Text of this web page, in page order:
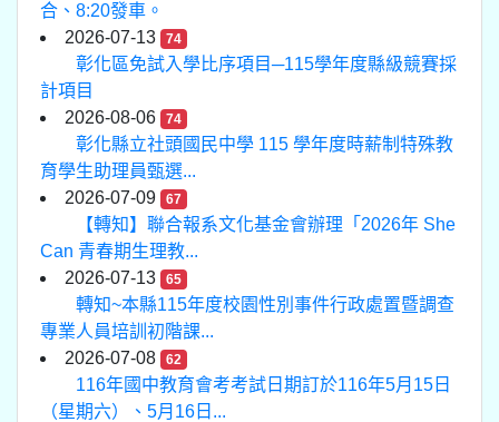
合、8:20發車。
2026-07-13
74
彰化區免試入學比序項目─115學年度縣級競賽採
計項目
2026-08-06
74
彰化縣立社頭國民中學 115 學年度時薪制特殊教
育學生助理員甄選...
2026-07-09
67
【轉知】聯合報系文化基金會辦理「2026年 She
Can 青春期生理教...
2026-07-13
65
轉知~本縣115年度校園性別事件行政處置暨調查
專業人員培訓初階課...
2026-07-08
62
116年國中教育會考考試日期訂於116年5月15日
（星期六）、5月16日...